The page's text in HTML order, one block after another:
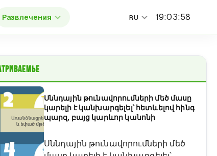
Развлечения RU 19:03:58
Սննդային թունավորումների մեծ մասը
կարելի է կանխարգելել՝ հետևելով հինգ
պարզ, բայց կարևոր կանոնի
Սննդային թունավորումների մեծ